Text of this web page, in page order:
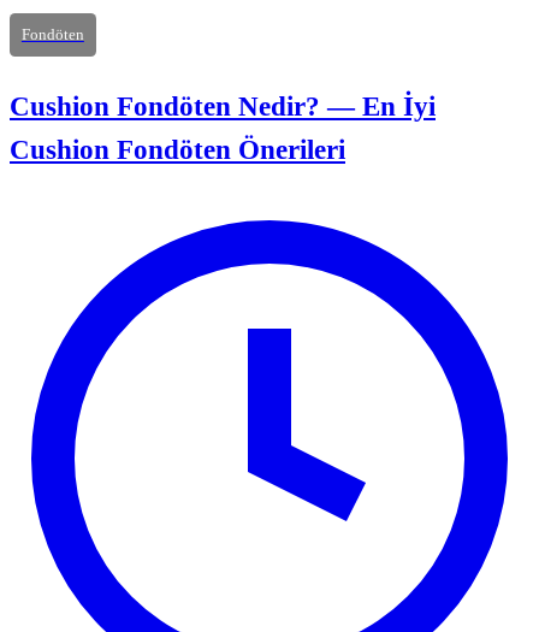
Fondöten
Cushion Fondöten Nedir? — En İyi
Cushion Fondöten Önerileri